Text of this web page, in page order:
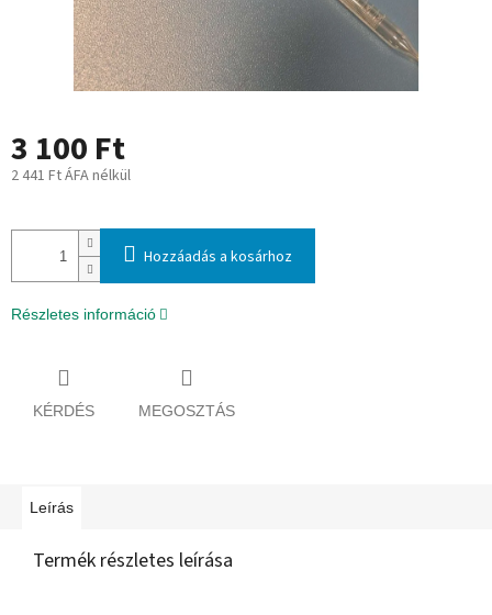
3 100 Ft
2 441 Ft ÁFA nélkül
Hozzáadás a kosárhoz
Részletes információ
KÉRDÉS MEGOSZTÁS
Leírás
Termék részletes leírása